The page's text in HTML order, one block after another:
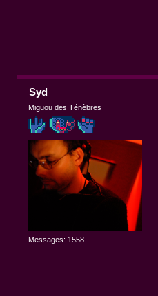
Syd
Miguou des Ténèbres
Messages: 1558